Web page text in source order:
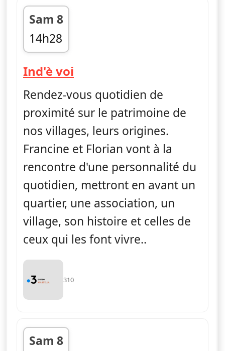
Sam 8
14h28
fin 14h46
Ind'è voi
Rendez-vous quotidien de
proximité sur le patrimoine de
nos villages, leurs origines.
Francine et Florian vont à la
rencontre d'une personnalité du
quotidien, mettront en avant un
quartier, une association, un
village, son histoire et celles de
ceux qui les font vivre..
310
Sam 8